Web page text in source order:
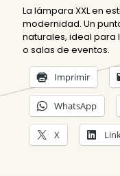
La lámpara XXL en
modernidad. Un
naturales, ideal para
o salas de eventos.
Imprimir
WhatsApp
X